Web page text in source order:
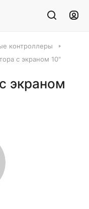
контроллеры
с экраном 10"
экраном